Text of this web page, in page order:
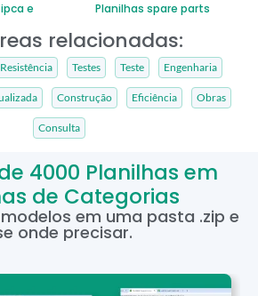
e
Planilhas spare parts
relacionadas:
Resistência Testes Teste Engenharia
Construção Eficiência Obras
Consulta
4000 Planilhas em
de Categorias
em uma pasta .zip e
onde precisar.